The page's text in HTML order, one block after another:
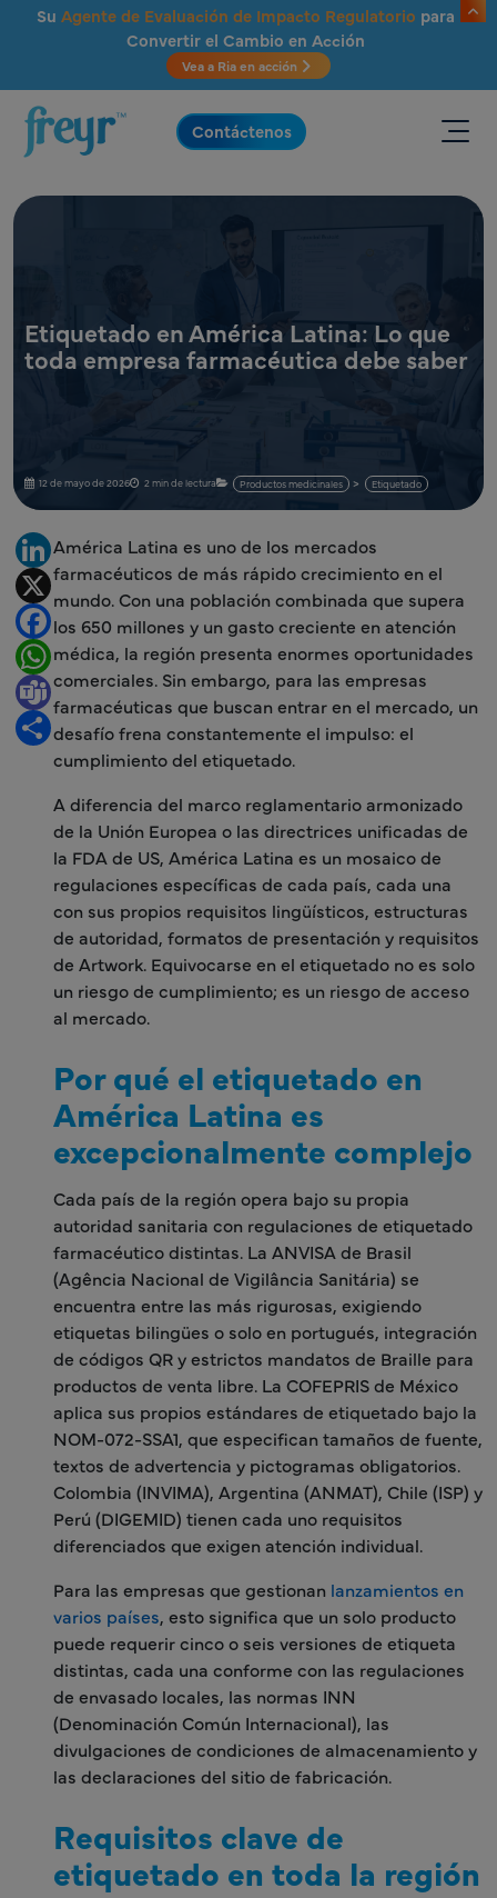
Saltar al contenido principal
Su Agente de Evaluación de Impacto Regulatorio para
Convertir el Cambio en Acción
Vea a Ria en acción
.
Contáctenos
12 de mayo de 2026 2 min de lectura Productos medicinales Etiquetado
Etiquetado en América Latina: Lo que
toda empresa farmacéutica debe saber
LinkedIn
X
Facebook
WhatsApp
Teams
Share
América Latina es uno de los mercados
farmacéuticos de más rápido crecimiento en el
mundo. Con una población combinada que supera
los 650 millones y un gasto creciente en atención
médica, la región presenta enormes oportunidades
comerciales. Sin embargo, para las empresas
farmacéuticas que buscan entrar en el mercado, un
desafío frena constantemente el impulso: el
cumplimiento del etiquetado.
A diferencia del marco reglamentario armonizado
de la Unión Europea o las directrices unificadas de
la FDA de US, América Latina es un mosaico de
regulaciones específicas de cada país, cada una
con sus propios requisitos lingüísticos, estructuras
de autoridad, formatos de presentación y requisitos
de Artwork. Equivocarse en el etiquetado no es solo
un riesgo de cumplimiento; es un riesgo de acceso
al mercado.
Por qué el etiquetado en
América Latina es
excepcionalmente complejo
Cada país de la región opera bajo su propia
autoridad sanitaria con regulaciones de etiquetado
farmacéutico distintas. La ANVISA de Brasil
(Agência Nacional de Vigilância Sanitária) se
encuentra entre las más rigurosas, exigiendo
etiquetas bilingües o solo en portugués, integración
de códigos QR y estrictos mandatos de Braille para
productos de venta libre. La COFEPRIS de México
aplica sus propios estándares de etiquetado bajo la
NOM-072-SSA1, que especifican tamaños de fuente,
textos de advertencia y pictogramas obligatorios.
Colombia (INVIMA), Argentina (ANMAT), Chile (ISP) y
Perú (DIGEMID) tienen cada uno requisitos
diferenciados que exigen atención individual.
Para las empresas que gestionan lanzamientos en
varios países, esto significa que un solo producto
puede requerir cinco o seis versiones de etiqueta
distintas, cada una conforme con las regulaciones
de envasado locales, las normas INN
(Denominación Común Internacional), las
divulgaciones de condiciones de almacenamiento y
las declaraciones del sitio de fabricación.
Requisitos clave de
etiquetado en toda la región